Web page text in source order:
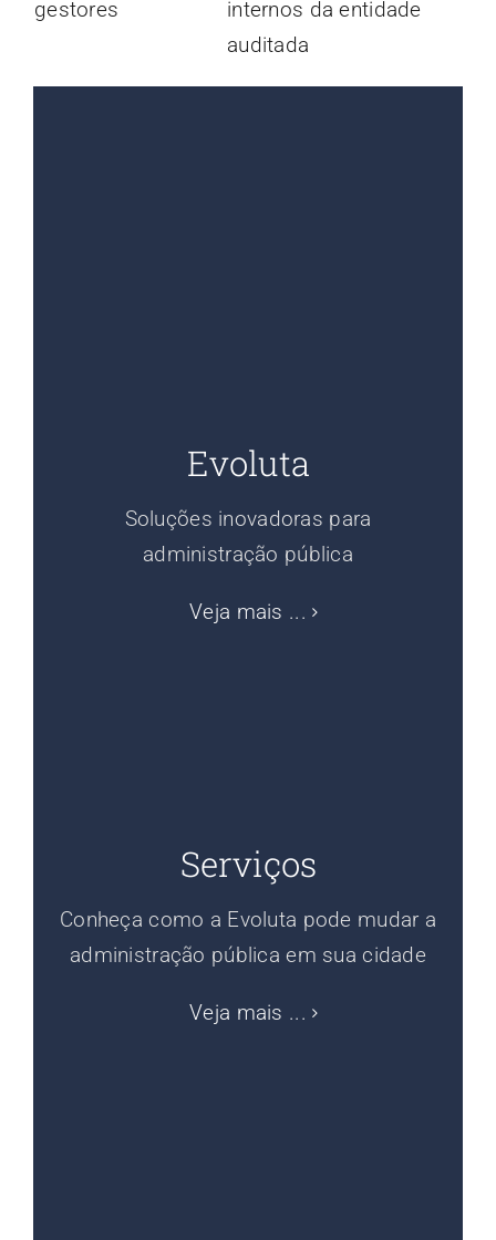
gestores
internos da entidade
auditada
Evoluta
Soluções inovadoras para
administração pública
Veja mais ...
Serviços
Conheça como a Evoluta pode mudar a
administração pública em sua cidade
Veja mais ...